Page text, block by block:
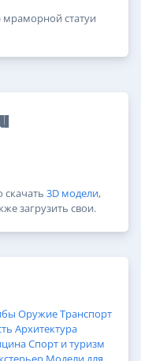
статуи
скачать 3D модели,
загрузить свои.
ОружиеТранспорт
Архитектура
Спорт и туризм